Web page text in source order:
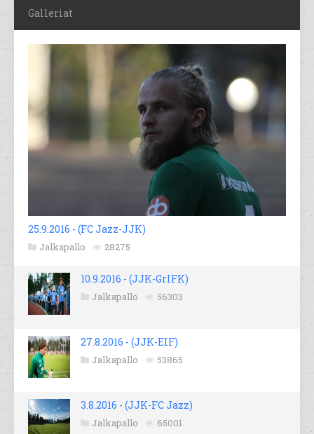
Galleriat
25.9.2016 - (FC Jazz-JJK)
Jalkapallo 28275
10.9.2016 - (JJK-GrIFK)
Jalkapallo 56303
27.8.2016 - (JJK-EIF)
Jalkapallo 53865
3.8.2016 - (JJK-FC Jazz)
Jalkapallo 65001